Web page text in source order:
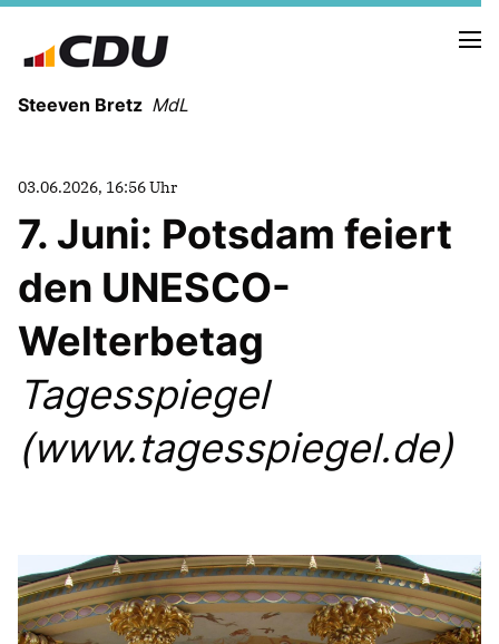
Steeven Bretz MdL
VITA
WAHLKREISBESUCHE
PRESSEFOTOS
MEIN BÜRGERBÜRO
MEIN WAHLKREIS
ZIELE
CDU Deutschland
03.06.2026, 16:56 Uhr
7. Juni: Potsdam feiert
den UNESCO-
Welterbetag
Tagesspiegel
(www.tagesspiegel.de)